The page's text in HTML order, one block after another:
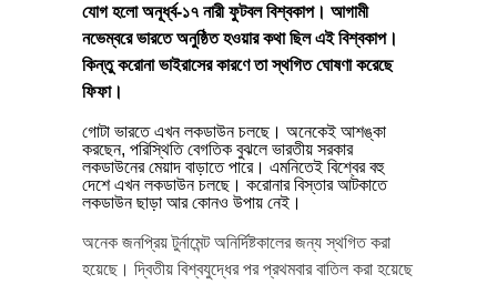
যোগ হলো অনূর্ধ্ব-১৭ নারী ফুটবল বিশ্বকাপ। আগামী
নভেম্বরে ভারতে অনুষ্ঠিত হওয়ার কথা ছিল এই বিশ্বকাপ।
কিন্তু করোনা ভাইরাসের কারণে তা স্থগিত ঘোষণা করেছে
ফিফা।
গোটা ভারতে এখন লকডাউন চলছে। অনেকেই আশঙ্কা
করছেন, পরিস্থিতি বেগতিক বুঝলে ভারতীয় সরকার
লকডাউনের মেয়াদ বাড়াতে পারে। এমনিতেই বিশ্বের বহু
দেশে এখন লকডাউন চলছে। করোনার বিস্তার আটকাতে
লকডাউন ছাড়া আর কোনও উপায় নেই।
অনেক জনপ্রিয় টুর্নামেন্ট অনির্দিষ্টকালের জন্য স্থগিত করা
হয়েছে। দ্বিতীয় বিশ্বযুদ্ধের পর প্রথমবার বাতিল করা হয়েছে